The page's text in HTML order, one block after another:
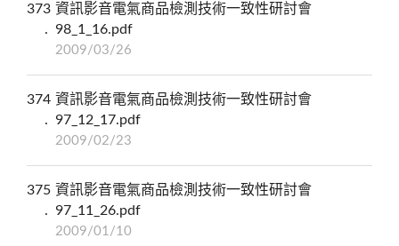
373 資訊影音電氣商品檢測技術一致性研討會
98_1_16.pdf
2009/03/26
374 資訊影音電氣商品檢測技術一致性研討會
97_12_17.pdf
2009/02/23
375 資訊影音電氣商品檢測技術一致性研討會
97_11_26.pdf
2009/01/10